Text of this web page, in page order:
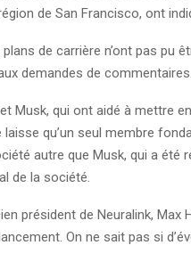
de San Francisco, ont
de carrière n’ont pas pu
demandes de commentaires.
Musk, qui ont aidé à mettre
qu’un seul membre
autre que Musk, qui a été
de la société.
président de Neuralink, Max
On ne sait pas si